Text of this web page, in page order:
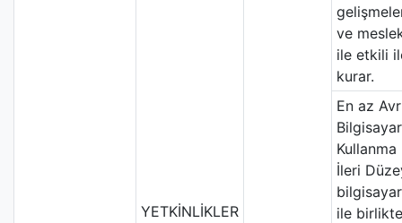
YETKİNLİKLER
ve
ile etkili
kurar.
En az
Bilgisayar
Kullanma
İleri
bilgisayar
ile birlikte